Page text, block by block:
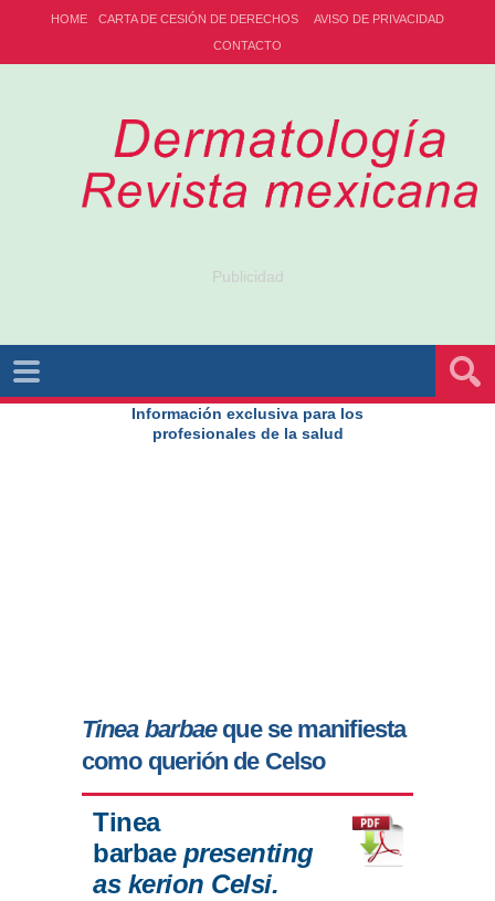
HOME CARTA DE CESIÓN DE DERECHOS
AVISO DE PRIVACIDAD
CONTACTO
Publicidad
Información exclusiva para los
profesionales de la salud
Tinea barbaeque se manifiesta
como querión de Celso
Tinea
barbaepresenting
as kerion Celsi.